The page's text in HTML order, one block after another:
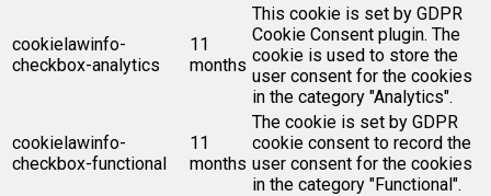
cookielawinfo-
checkbox-analytics
11
months
This cookie is set by GDPR
Cookie Consent plugin. The
cookie is used to store the
user consent for the cookies
in the category "Analytics".
cookielawinfo-
checkbox-functional
11
months
The cookie is set by GDPR
cookie consent to record the
user consent for the cookies
in the category "Functional".